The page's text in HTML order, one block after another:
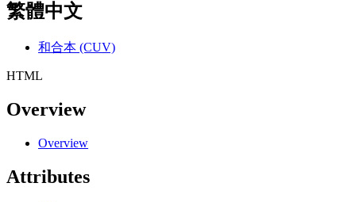
繁體中文
和合本 (CUV)
HTML
Overview
Overview
Attributes